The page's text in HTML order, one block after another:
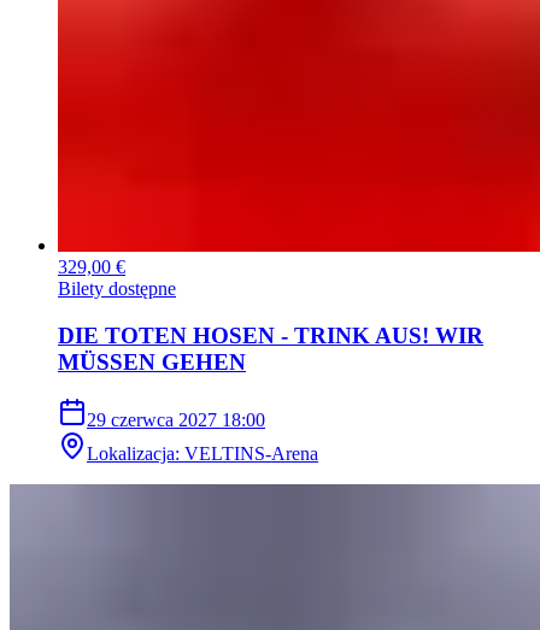
329,00 €
Bilety dostępne
DIE TOTEN HOSEN - TRINK AUS! WIR
MÜSSEN GEHEN
29 czerwca 2027 18:00
Lokalizacja: VELTINS-Arena